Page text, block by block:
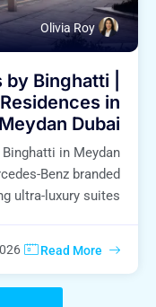
Olivia Roy
Binghatti |
in
Meydan Dubai
in Meydan
Benz branded
luxury suites ...
Read More